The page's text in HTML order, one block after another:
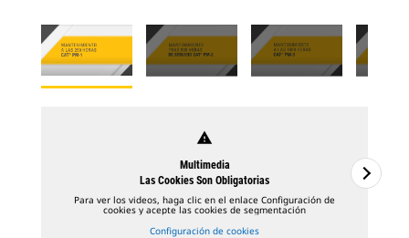
warning
Multimedia
Las Cookies Son Obligatorias
Para ver los videos, haga clic en el enlace Configuración de
cookies y acepte las cookies de segmentación
Configuración de cookies